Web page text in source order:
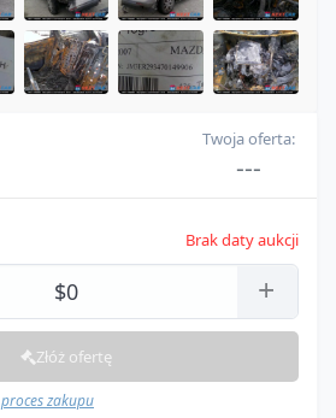
Twoja oferta:
---
Brak daty aukcji
+
Złóż ofertę
proces zakupu